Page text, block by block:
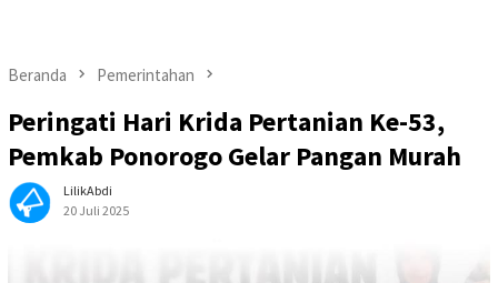
Beranda Pemerintahan
Peringati Hari Krida Pertanian Ke-53,
Pemkab Ponorogo Gelar Pangan Murah
LilikAbdi
20 Juli 2025